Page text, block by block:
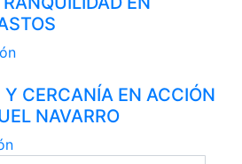
CERCANÍA EN ACCIÓN
NAVARRO